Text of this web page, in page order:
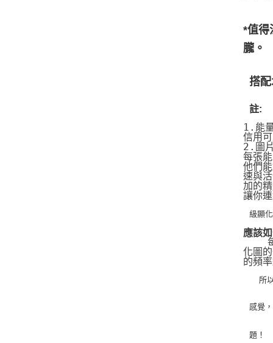
*值得
朧。
搭
註:
1.能
信用
2.圖
每張
他們
速與
加的
讓你
級顯
應該
化圖
的頻
感覺
題！